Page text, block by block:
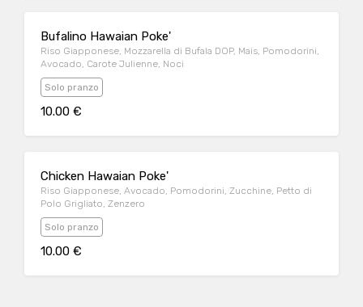
Bufalino Hawaian Poke'
Riso Giapponese, Mozzarella di Bufala DOP, Mais, Pomodorini,
Avocado, Carote Julienne, Noci
Solo pranzo
10.00 €
Chicken Hawaian Poke'
Riso Giapponese, Avocado, Pomodorini, Zucchine, Petto di
Polo Grigliato, Zenzero
Solo pranzo
10.00 €